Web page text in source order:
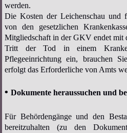
werden.
Die Kosten der Leichenschau und
von den gesetzlichen
Mitgliedschaft in der GKV endet mit
Tritt der Tod in einem
Pflegeeinrichtung ein, brauchen
erfolgt das Erforderliche von Amts
• Dokumente heraussuchen und
Für Behördengänge und den
bereitzuhalten (zu den